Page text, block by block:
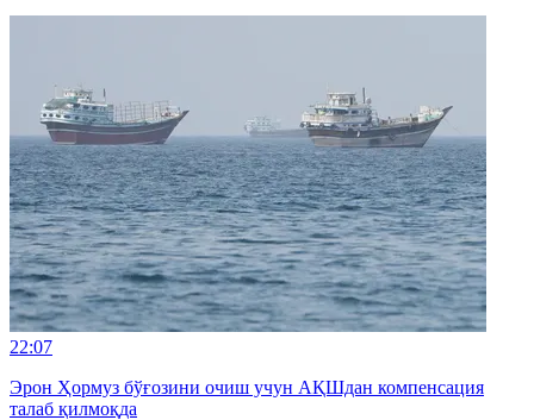
22:07
Эрон Ҳормуз бўғозини очиш учун АҚШдан компенсация
талаб қилмоқда